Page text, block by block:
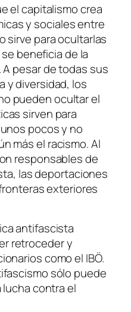
el capitalismo crea
y sociales entre
sirve para ocultarlas
beneficia de la
pesar de todas sus
y diversidad, los
pueden ocultar el
sirven para
pocos y no
más el racismo. Al
responsables de
las deportaciones
exteriores
antifascista
retroceder y
como el IBÖ.
sólo puede
contra el